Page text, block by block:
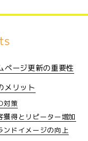
ページ更新の重要性
メリット
対策
獲得とリピーター増加
ンドイメージの向上